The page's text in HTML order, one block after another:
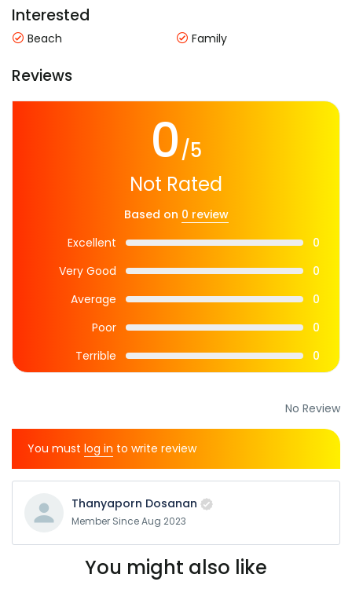
Interested
Beach Family
Reviews
0/5
Not Rated
Based on 0 review
Excellent
0
Very Good
0
Average
0
Poor
0
Terrible
0
No Review
You must log in to write review
Thanyaporn Dosanan
Member Since Aug 2023
You might also like